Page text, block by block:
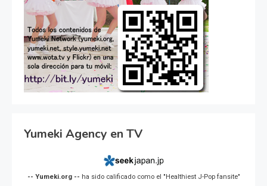
Yumeki Agency en TV
-- Yumeki.org -- ha sido calificado como el "Healthiest J-Pop fansite"